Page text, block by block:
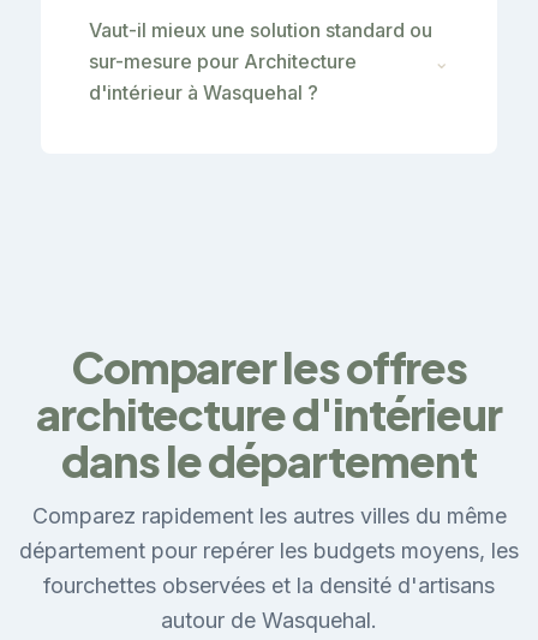
Vaut-il mieux une solution standard ou
sur-mesure pour Architecture
d'intérieur à Wasquehal ?
⌄
Comparer les offres
architecture d'intérieur
dans le département
Comparez rapidement les autres villes du même
département pour repérer les budgets moyens, les
fourchettes observées et la densité d'artisans
autour de Wasquehal.